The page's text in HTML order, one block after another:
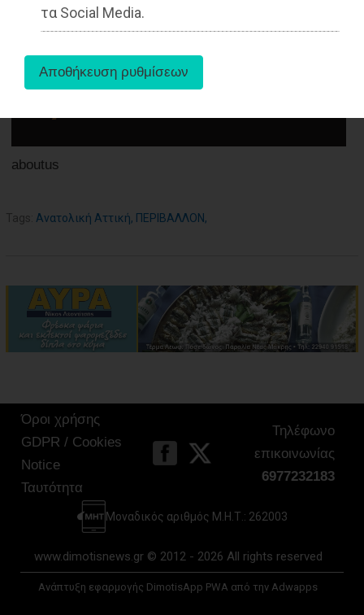
τα Social Media.
aboutus
Tags: Ανατολική Αττική, ΠΕΡΙΒΑΛΛΟΝ,
Όροι χρήσης
GDPR / Cookies
Notice
Ταυτότητα
Τηλέφωνο
επικοινωνίας
6977232183
Μοναδικός αριθμός Μ.Η.Τ.: 262003
www.dimotisnews.gr © 2012 - 2026 All rights reserved
Ανάπτυξη εφαρμογής DimotisApp PWA από την Adwapps